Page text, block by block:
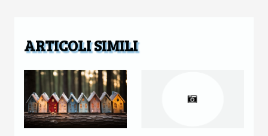
ARTICOLI SIMILI